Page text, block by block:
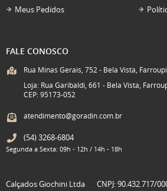
Meus Pedidos
FALE CONOSCO
Rua Minas Gerais, 752 - Bela Vista,
Loja: Rua Garibaldi, 661 - Bela Vista,
CEP: 95173-052
atendimento@goradin.com.br
(54)3268-6804
Segunda a Sexta: 09h - 12h / 14h - 18h
Calçados Giochini Ltda CNPJ: 90.432.717/